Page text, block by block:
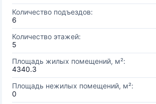
Количество подъездов:
6
Количество этажей:
5
Площадь жилых помещений, м²:
4340.3
Площадь нежилых помещений, м²:
0